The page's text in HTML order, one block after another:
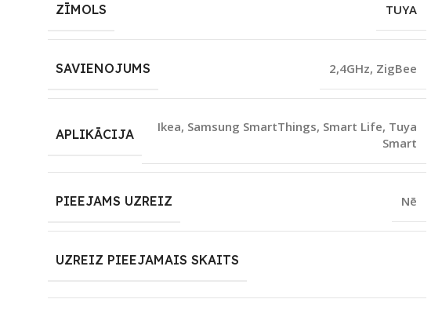
ZĪMOLS TUYA
SAVIENOJUMS 2,4GHz, ZigBee
APLIKĀCIJA
Ikea, Samsung SmartThings, Smart Life, Tuya
Smart
PIEEJAMS UZREIZ Nē
UZREIZ PIEEJAMAIS SKAITS